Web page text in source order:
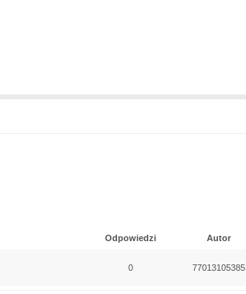
Odpowiedzi Autor
0 77013105385